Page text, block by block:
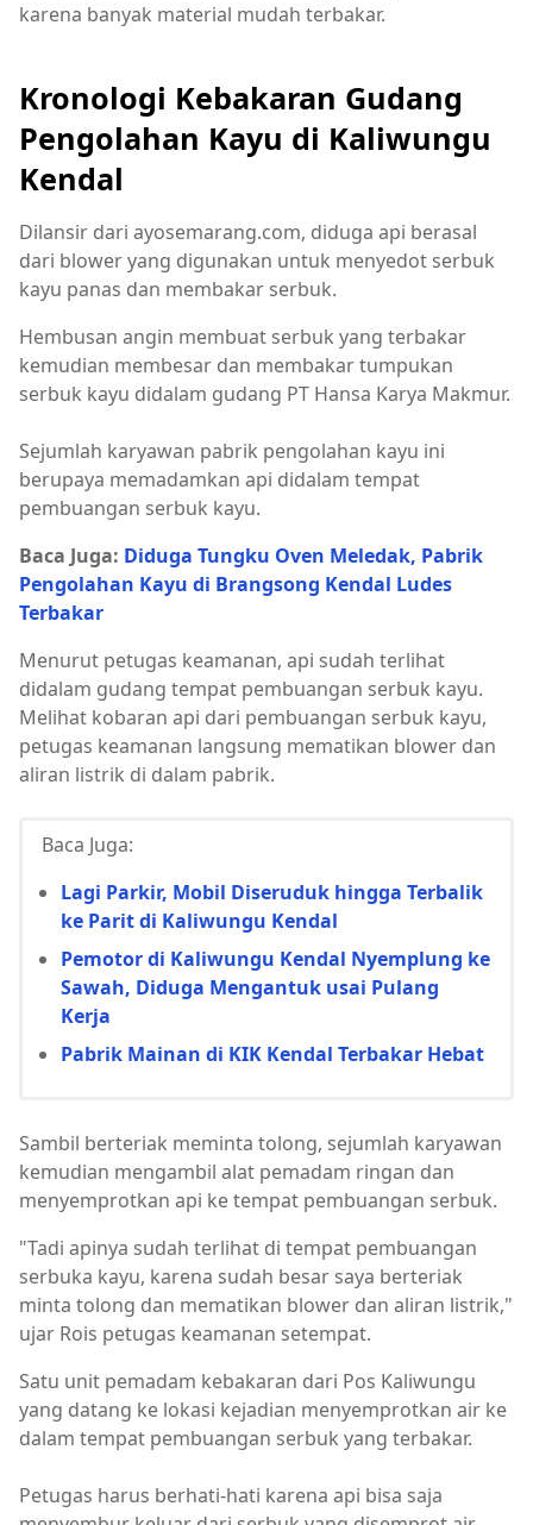
karena banyak material mudah terbakar.
Kronologi Kebakaran Gudang
Pengolahan Kayu di Kaliwungu
Kendal
Dilansir dari ayosemarang.com, diduga api berasal
dari blower yang digunakan untuk menyedot serbuk
kayu panas dan membakar serbuk.
Hembusan angin membuat serbuk yang terbakar
kemudian membesar dan membakar tumpukan
serbuk kayu didalam gudang PT Hansa Karya Makmur.
Sejumlah karyawan pabrik pengolahan kayu ini
berupaya memadamkan api didalam tempat
pembuangan serbuk kayu.
Baca Juga: Diduga Tungku Oven Meledak, Pabrik
Pengolahan Kayu di Brangsong Kendal Ludes
Terbakar
Menurut petugas keamanan, api sudah terlihat
didalam gudang tempat pembuangan serbuk kayu.
Melihat kobaran api dari pembuangan serbuk kayu,
petugas keamanan langsung mematikan blower dan
aliran listrik di dalam pabrik.
Baca Juga:
Lagi Parkir, Mobil Diseruduk hingga Terbalik
ke Parit di Kaliwungu Kendal
Pemotor di Kaliwungu Kendal Nyemplung ke
Sawah, Diduga Mengantuk usai Pulang
Kerja
Pabrik Mainan di KIK Kendal Terbakar Hebat
Sambil berteriak meminta tolong, sejumlah karyawan
kemudian mengambil alat pemadam ringan dan
menyemprotkan api ke tempat pembuangan serbuk.
"Tadi apinya sudah terlihat di tempat pembuangan
serbuka kayu, karena sudah besar saya berteriak
minta tolong dan mematikan blower dan aliran listrik,"
ujar Rois petugas keamanan setempat.
Satu unit pemadam kebakaran dari Pos Kaliwungu
yang datang ke lokasi kejadian menyemprotkan air ke
dalam tempat pembuangan serbuk yang terbakar.
Petugas harus berhati-hati karena api bisa saja